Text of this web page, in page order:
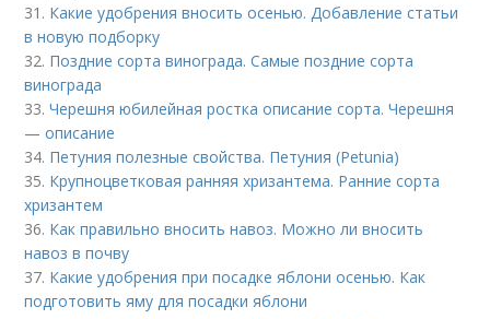
31. Какие удобрения вносить осенью. Добавление статьи
в новую подборку
32. Поздние сорта винограда. Самые поздние сорта
винограда
33.Черешня юбилейная ростка описание сорта. Черешня
— описание
34. Петуния полезные свойства. Петуния (Petunia)
35. Крупноцветковая ранняя хризантема. Ранние сорта
хризантем
36. Как правильно вносить навоз. Можно ли вносить
навоз в почву
37. Какие удобрения при посадке яблони осенью. Как
подготовить яму для посадки яблони